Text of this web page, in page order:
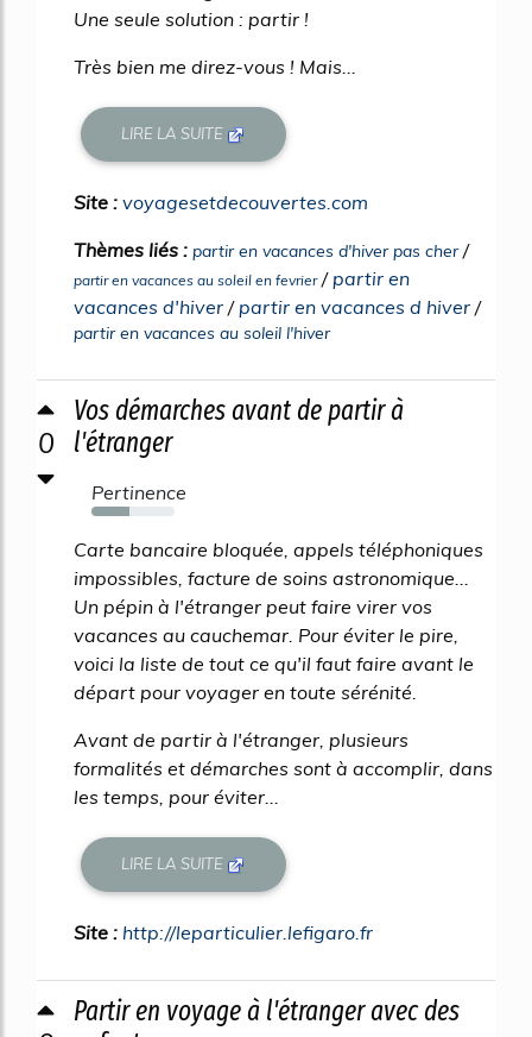
Une seule solution : partir !
Très bien me direz-vous ! Mais...
LIRE LA SUITE
Site : voyagesetdecouvertes.com
Thèmes liés : partir en vacances d'hiver pas cher/
partir en vacances au soleil en fevrier/ partir en
vacances d'hiver / partir en vacances d hiver /
partir en vacances au soleil l'hiver
0
Vos démarches avant de partir à
l'étranger
Pertinence
46%
Carte bancaire bloquée, appels téléphoniques
impossibles, facture de soins astronomique...
Un pépin à l'étranger peut faire virer vos
vacances au cauchemar. Pour éviter le pire,
voici la liste de tout ce qu'il faut faire avant le
départ pour voyager en toute sérénité.
Avant de partir à l'étranger, plusieurs
formalités et démarches sont à accomplir, dans
les temps, pour éviter...
LIRE LA SUITE
Site : http://leparticulier.lefigaro.fr
Partir en voyage à l'étranger avec des